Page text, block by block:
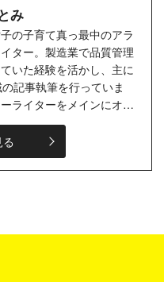
み
の子育て真っ最中のアラ
ター。製造業で品質管理
いた経験を活かし、主に
記事執筆を行っていま
ライターをメインにオン
としても活動中。「在宅
けど、何から始めればい